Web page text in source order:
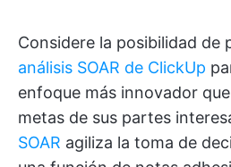
Considere la posibilidad de
análisis SOAR de ClickUp
enfoque más innovador
metas de sus partes
SOAR agiliza la toma de